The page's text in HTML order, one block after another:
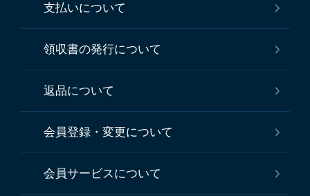
支払いについて
領収書の発行について
返品について
会員登録・変更について
会員サービスについて